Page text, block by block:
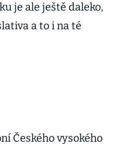
je ale ještě daleko,
a to i na té
Českého vysokého